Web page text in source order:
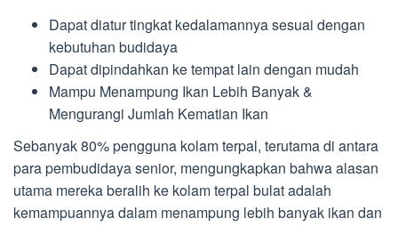
Dapat diatur tingkat kedalamannya sesuai dengan
kebutuhan budidaya
Dapat dipindahkan ke tempat lain dengan mudah
Mampu Menampung Ikan Lebih Banyak &
Mengurangi Jumlah Kematian Ikan
Sebanyak 80% pengguna kolam terpal, terutama di antara
para pembudidaya senior, mengungkapkan bahwa alasan
utama mereka beralih ke kolam terpal bulat adalah
kemampuannya dalam menampung lebih banyak ikan dan